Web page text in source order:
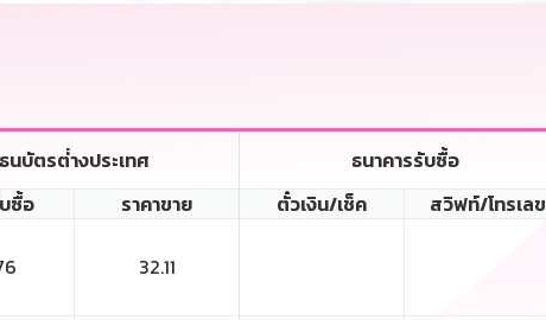
ธนบัตรต่่างประเทศ ธนาคารรับซื้อ
ซื้อ
ราคาขาย ตั๋วเงิน/เช็ค สวิฟท์/โทรเลข
32.11